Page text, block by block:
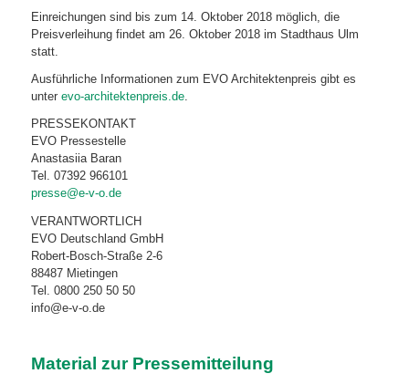
Einreichungen sind bis zum 14. Oktober 2018 möglich, die
Preisverleihung findet am 26. Oktober 2018 im Stadthaus Ulm
statt.
Ausführliche Informationen zum EVO Architektenpreis gibt es
unter evo-architektenpreis.de.
PRESSEKONTAKT
EVO Pressestelle
Anastasiia Baran
Tel. 07392 966101
presse@e-v-o.de
VERANTWORTLICH
EVO Deutschland GmbH
Robert-Bosch-Straße 2-6
88487 Mietingen
Tel. 0800 250 50 50
info@e-v-o.de
Material zur Pressemitteilung